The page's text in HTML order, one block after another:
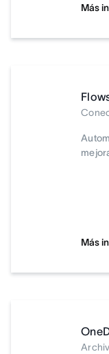
Más
Más